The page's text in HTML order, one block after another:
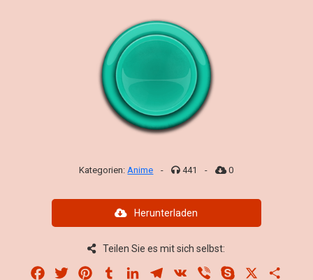
Kategorien:Anime - 441 - 0
Herunterladen
Teilen Sie es mit sich selbst:
Facebook
Twitter PinterestTumblrLinkedInTelegram
VK Viber Skype